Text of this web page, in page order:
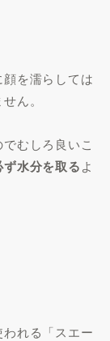
を濡らしては
ん。
むしろ良いこ
水分を取るよ
われる「スエー